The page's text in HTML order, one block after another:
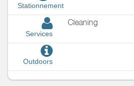
Stationnement
Services
Cleaning
Outdoors